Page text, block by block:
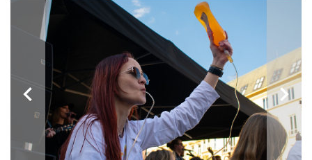
chevron_left chevron_right